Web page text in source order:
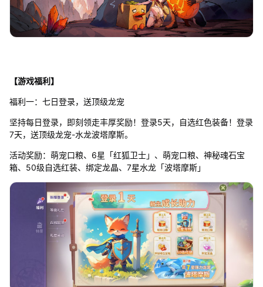
【游戏福利】
福利一：七日登录，送顶级龙宠
坚持每日登录，即刻领走丰厚奖励！登录5天，自选红色装备！登录
7天，送顶级龙宠-水龙波塔摩斯。
活动奖励：萌宠口粮、6星「红狐卫士」、萌宠口粮、神秘魂石宝
箱、50级自选红装、绑定龙晶、7星水龙「波塔摩斯」